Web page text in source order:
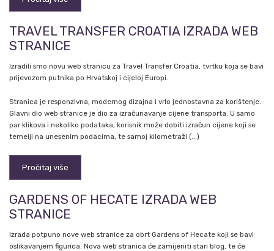
TRAVEL TRANSFER CROATIA IZRADA WEB
STRANICE
Izradili smo novu web stranicu za Travel Transfer Croatia, tvrtku koja se bavi
prijevozom putnika po Hrvatskoj i cijeloj Europi.
Stranica je responzivna, modernog dizajna i vrlo jednostavna za korištenje.
Glavni dio web stranice je dio za izračunavanje cijene transporta. U samo
par klikova i nekoliko podataka, korisnik može dobiti izračun cijene koji se
temelji na unesenim podacima, te samoj kilometraži (...)
Pročitaj više
GARDENS OF HECATE IZRADA WEB
STRANICE
Izrada potpuno nove web stranice za obrt Gardens of Hecate koji se bavi
oslikavanjem figurica. Nova web stranica će zamijeniti stari blog, te će